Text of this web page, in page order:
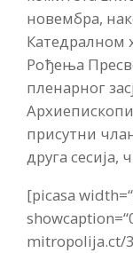
новембра,
Катедралном
Рођења
пленарног
присутни
друга сесија,
[picasa
mitropolija.ct/